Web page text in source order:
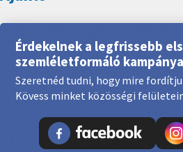
Érdekelnek a legfrissebb
szemléletformáló
Szeretnéd tudni, hogy mire
Kövess minket közösségi